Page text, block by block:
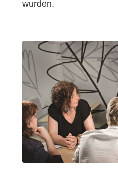
wurden.